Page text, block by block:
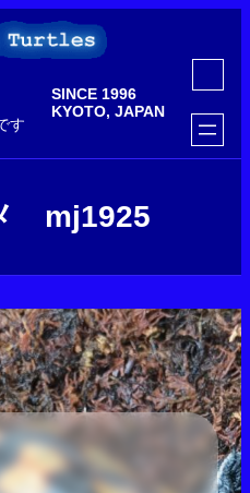
す
SINCE 1996
KYOTO, JAPAN
ア
コ
ン
リ
ン
ク
mj1925